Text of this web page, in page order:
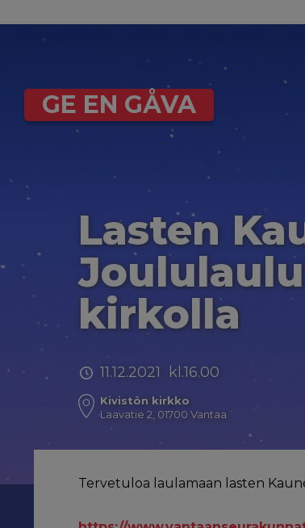
GE EN GÅVA
Lasten
kirkolla
11.12.2021 kl.16.00
Kivistön kirkko
Laavatie 2, 01700 Vantaa
Tervetuloa laulamaan lasten